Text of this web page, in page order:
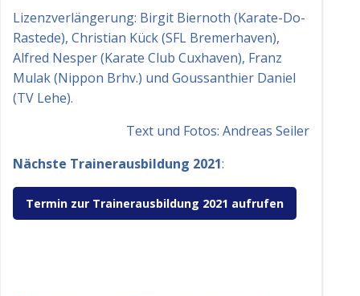
Lizenzverlängerung: Birgit Biernoth (Karate-Do-
Rastede), Christian Kück (SFL Bremerhaven),
Alfred Nesper (Karate Club Cuxhaven), Franz
Mulak (Nippon Brhv.) und Goussanthier Daniel
(TV Lehe).
Text und Fotos: Andreas Seiler
Nächste Trainerausbildung 2021:
Termin zur Trainerausbildung 2021 aufrufen